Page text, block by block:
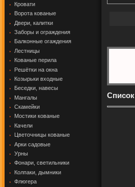
Кровати
Ворота кованые
Двери, калитки
Заборы и ограждения
Балконные огаждения
Лестницы
Кованые перила
Решётки на окна
Козырьки входные
Беседки, навесы
Мангалы
Скамейки
Мостики кованые
Качели
Цветочницы кованые
Арки садовые
Урны
Фонари, светильники
Колпаки, дымники
Флюгера